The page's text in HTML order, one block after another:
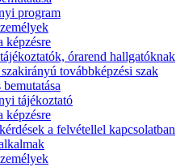
program
képzésre
órarend hallgatóknak
továbbképzési szak
tájékoztató
képzésre
a felvétellel kapcsolatban